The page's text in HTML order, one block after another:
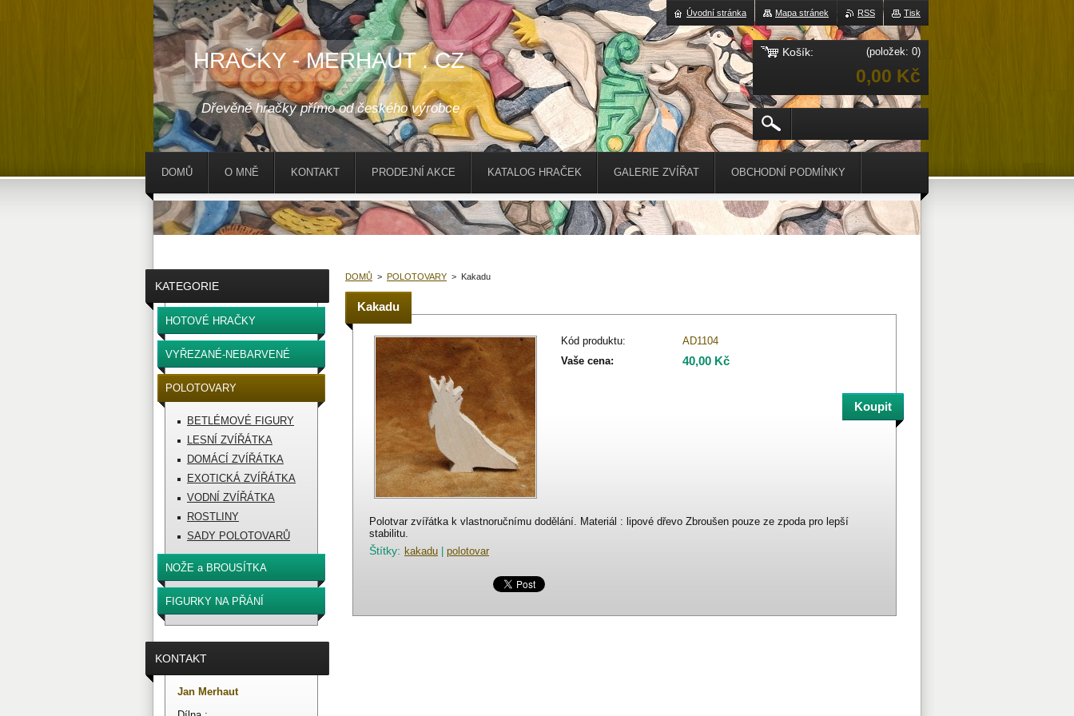
HRAČKY - MERHAUT . CZ
Dřevěné hračky přímo od českého výrobce
DOMŮ > POLOTOVARY > Kakadu
Kakadu
Kód produktu:
AD1104
Vaše cena:
40,00 Kč
Polotvar zvířátka k vlastnoručnímu dodělání. Materiál : lipové dřevo Zbroušen pouze ze zpoda pro lepší
stabilitu.
Štítky: kakadu polotovar
KATEGORIE
HOTOVÉ HRAČKY
VYŘEZANÉ-NEBARVENÉ
POLOTOVARY
BETLÉMOVÉ FIGURY
LESNÍ ZVÍŘÁTKA
DOMÁCÍ ZVÍŘÁTKA
EXOTICKÁ ZVÍŘÁTKA
VODNÍ ZVÍŘÁTKA
ROSTLINY
SADY POLOTOVARŮ
NOŽE a BROUSÍTKA
FIGURKY NA PŘÁNÍ
KONTAKT
Jan Merhaut
DOMŮ O MNĚ KONTAKT PRODEJNÍ AKCE KATALOG HRAČEK GALERIE ZVÍŘAT OBCHODNÍ PODMÍNKY
Tisk
RSS
Mapa stránek
Úvodní stránka
Košík: (položek: 0)
0,00 Kč